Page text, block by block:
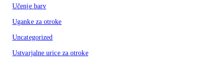
Učenje barv
Uganke za otroke
Uncategorized
Ustvarjalne urice za otroke